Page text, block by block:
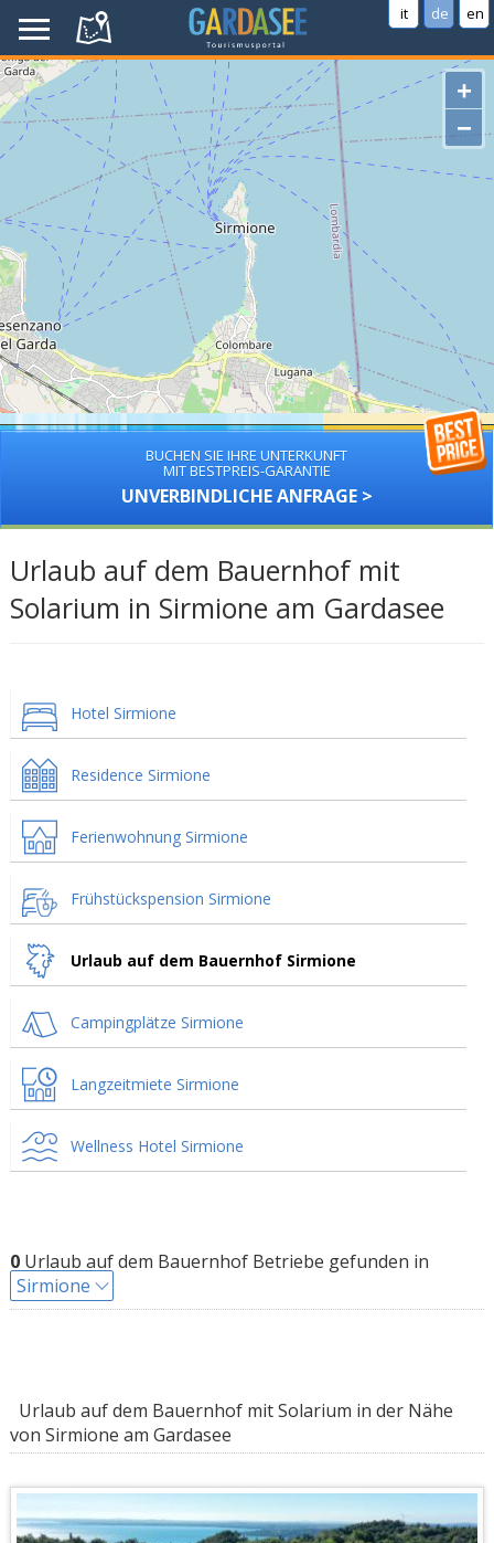
it de en
+
−
BUCHEN SIE IHRE UNTERKUNFT
MIT BESTPREIS-GARANTIE
UNVERBINDLICHE ANFRAGE >
Urlaub auf dem Bauernhof mit
Solarium in Sirmione am Gardasee
Hotel Sirmione
Residence Sirmione
Ferienwohnung Sirmione
Frühstückspension Sirmione
Urlaub auf dem Bauernhof Sirmione
Campingplätze Sirmione
Langzeitmiete Sirmione
Wellness Hotel Sirmione
0Urlaub auf dem Bauernhof Betriebe gefunden in
Sirmione
Urlaub auf dem Bauernhof mit Solarium in der Nähe
von Sirmione am Gardasee